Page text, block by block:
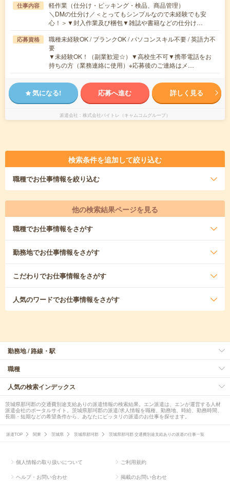
仕事内容
軽作業（仕分け・ピッキング・検品、商品管理）
＼DMの仕分け／＜とってもシンプルなので未経験でも安
心！＞▼封入作業及び梱包▼雑誌や書籍などの仕分け…
応募資格
職種未経験OK / ブランクOK / パソコンスキル不要 / 英語力不
要
▼未経験OK！（副業歓迎☆）▼高校生不可▼携帯電話をお
持ちの方（業務連絡に使用）※応募後のご連絡はメ…
気になる! 応募へ進む 詳しく見る
派遣会社 株式会社バイトレ（キャムコムグループ）
検索条件を追加して絞り込む
職種でお仕事情報を絞り込む
他の検索結果ページを見る
職種でお仕事情報をさがす
勤務地でお仕事情報をさがす
こだわりでお仕事情報をさがす
人気のワードでお仕事情報をさがす
勤務地 / 路線・駅
職種
人気の検索インデックス
茨城県那珂郡の交通費別途支給ありの派遣情報の検索結果。エン派遣は、エンが運営する人材
派遣会社のポータルサイト。茨城県那珂郡の派遣/求人情報を職種、勤務地、時給、勤務時間、
長期・短期などの希望条件から、あなたにピッタリの派遣のお仕事を探せます。
派遣TOP 関東 茨城県 茨城県那珂郡 茨城県那珂郡 交通費別途支給ありの派遣の仕事一覧
個人情報の取り扱いについて ご利用規約
ヘルプ・お問い合わせ 掲載のお問い合わせ